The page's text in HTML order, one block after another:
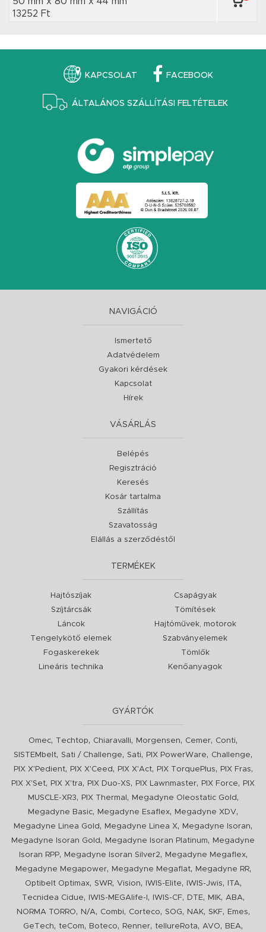
13252 Ft
KAPCSOLAT FACEBOOK
ÁLTALÁNOS SZÁLLÍTÁSI FELTÉTELEK
NAVIGÁCIÓ
Ismertető
Adatvédelem
Gyakori kérdések
Kapcsolat
Hírek
VÁSÁRLÁS
Belépés
Regisztráció
Keresés
Kosár tartalma
Szállítás
Szavatosság
Elállás a szerződéstől
TERMÉKEK
Hajtószíjak
Szíjtárcsák
Láncok
Tengelykötő elemek
Fogaskerekek
Lineáris technika
Csapágyak
Tömítések
Hajtóművek, motorok
Szabványelemek
Tömlők
Kenőanyagok
GYÁRTÓK
Omec, Techtop, Chiaravalli, Morgensen, Cemer, Conti,
SISTEMbelt, Sati / Challenge, Sati, PIX PowerWare, Challenge,
PIX X'Pedient, PIX X'Ceed , PIX X'Act, PIX TorquePlus, PIX Fras,
PIX X'Set, PIX X'tra, PIX Duo-XS, PIX Lawnmaster, PIX Force,
PIX
MUSCLE-XR3, PIX Thermal , Megadyne Oleostatic Gold ,
Megadyne Basic, Megadyne Esaflex, Megadyne XDV,
Megadyne Linea Gold , Megadyne Linea X, Megadyne Isoran,
Megadyne Isoran Gold , Megadyne Isoran Platinum,
Megadyne
Isoran RPP, Megadyne Isoran Silver2, Megadyne Megaflex,
Megadyne Megapower, Megadyne Megaflat, Megadyne RR,
Optibelt Optimax, SWR, Vision, IWIS-Elite, IWIS-Jwis, ITA,
Tecnidea Cidue, IWIS-MEGAlife-I , IWIS-CF, DTE, MIK, ABA,
NORMA TORRO, N/A, Combi, Corteco, SOG, NAK, SKF, Emes,
GeTech, teCom, Boteco, Renner, tellureRota, AVO, BEA,